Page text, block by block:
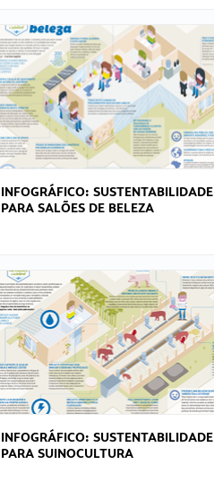
INFOGRÁFICO: SUSTENTABILIDADE
PARA SALÕES DE BELEZA
INFOGRÁFICO: SUSTENTABILIDADE
PARA SUINOCULTURA